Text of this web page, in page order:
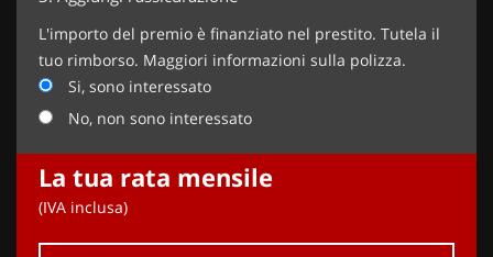
L'importo del premio è finanziato nel prestito. Tutela il
tuo rimborso. Maggiori informazioni sulla polizza.
Si, sono interessato
No, non sono interessato
La tua rata mensile
(IVA inclusa)